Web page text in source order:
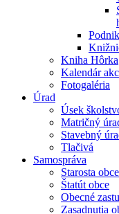
Kniha Hôrka
Kalendár
Fotogaléria
Úrad
Úsek
Matričný
Stavebný
Tlačivá
Samospráva
Starosta obce
Štatút obce
Obecné
Zasadnutia